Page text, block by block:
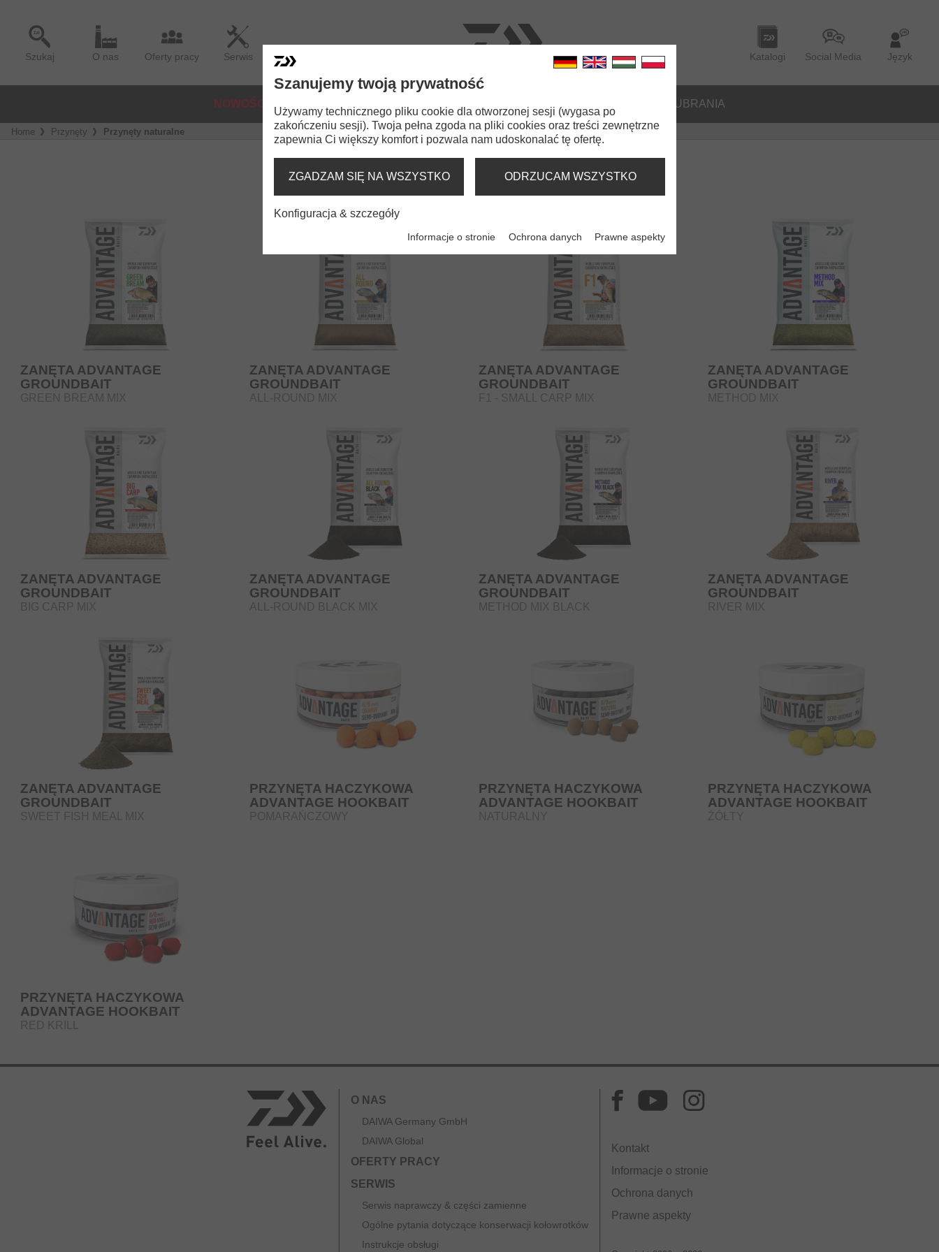
Szukaj O nas Oferty pracy Serwis Katalogi Social Media Język
NOWOŚCI UBRANIA
Home Przynęty Przynęty naturalne
PRZYNĘTY NATURALNE
ZANĘTA ADVANTAGE
GROUNDBAIT
GREEN BREAM MIX
ZANĘTA ADVANTAGE
GROUNDBAIT
ALL-ROUND MIX
ZANĘTA ADVANTAGE
GROUNDBAIT
F1 - SMALL CARP MIX
ZANĘTA ADVANTAGE
GROUNDBAIT
METHOD MIX
ZANĘTA ADVANTAGE
GROUNDBAIT
BIG CARP MIX
ZANĘTA ADVANTAGE
GROUNDBAIT
ALL-ROUND BLACK MIX
ZANĘTA ADVANTAGE
GROUNDBAIT
METHOD MIX BLACK
ZANĘTA ADVANTAGE
GROUNDBAIT
RIVER MIX
ZANĘTA ADVANTAGE
GROUNDBAIT
SWEET FISH MEAL MIX
PRZYNĘTA HACZYKOWA
ADVANTAGE HOOKBAIT
POMARAŃCZOWY
PRZYNĘTA HACZYKOWA
ADVANTAGE HOOKBAIT
NATURALNY
PRZYNĘTA HACZYKOWA
ADVANTAGE HOOKBAIT
ŻÓŁTY
PRZYNĘTA HACZYKOWA
ADVANTAGE HOOKBAIT
RED KRILL
O NAS
DAIWA Germany GmbH
DAIWA Global
OFERTY PRACY
SERWIS
Serwis naprawczy & części zamienne
Ogólne pytania dotyczące konserwacji kołowrotków
Instrukcje obsługi
Kontakt
Informacje o stronie
Ochrona danych
Prawne aspekty
Szanujemy twoją prywatność
Używamy technicznego pliku cookie dla otworzonej sesji (wygasa po
zakończeniu sesji). Twoja pełna zgoda na pliki cookies oraz treści zewnętrzne
zapewnia Ci większy komfort i pozwala nam udoskonalać tę ofertę.
ZGADZAM SIĘ NA WSZYSTKO ODRZUCAM WSZYSTKO
Konfiguracja & szczegóły
Informacje o stronie Ochrona danych Prawne aspekty